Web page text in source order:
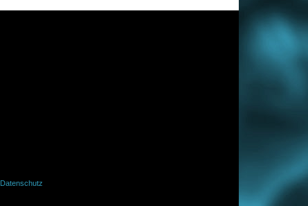
Datenschutz